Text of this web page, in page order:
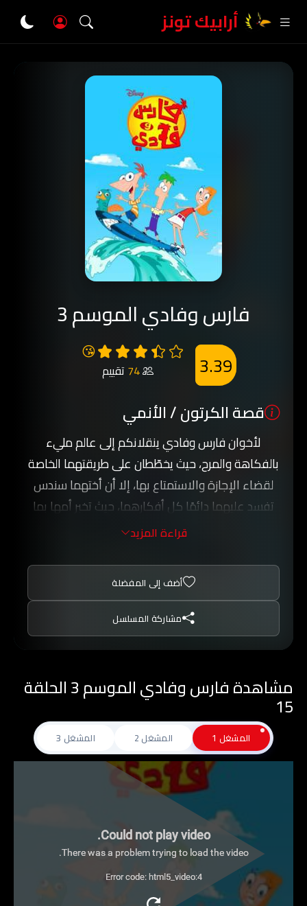
أرابيك تونز
فارس وفادي الموسم 3
😘
74 تقييم 3.39
قصة الكرتون / الأنمي
لأخوان فارس وفادي ينقلانكم إلى عالم مليء
بالفكاهة والمرح، حيث يخطّطان على طريقتهما الخاصة
لقضاء الإجازة والاستمتاع بها، إلا أن أختهما سندس
تفسد عليهما دائمًا كل أفكارهما، حيث تخبر أمها بما
يخططان للقيام به، فتتسبب لهما بذلك في مشكلات
في مواقف محرجة ومضحكة.
قراءة المزيد
أضف إلى المفضلة
مشاركة المسلسل
مشاهدة فارس وفادي الموسم 3 الحلقة
15
المشغل 1 المشغل 2 المشغل 3
Could not play video.
There was a problem trying to load the video.
Error code: html5_video:4